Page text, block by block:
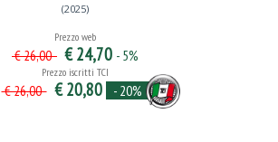
(2025)
Prezzo web
€ 26,00 € 24,70 - 5%
Prezzo iscritti TCI
€ 26,00 € 20,80 - 20%